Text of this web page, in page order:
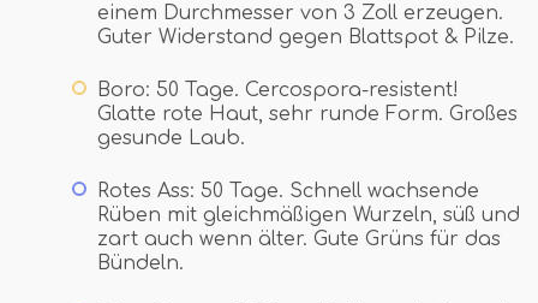
einem Durchmesser von 3 Zoll erzeugen.
Guter Widerstand gegen Blattspot & Pilze.
Boro: 50 Tage. Cercospora-resistent!
Glatte rote Haut, sehr runde Form. Großes
gesunde Laub.
Rotes Ass: 50 Tage. Schnell wachsende
Rüben mit gleichmäßigen Wurzeln, süß und
zart auch wenn älter. Gute Grüns für das
Bündeln.